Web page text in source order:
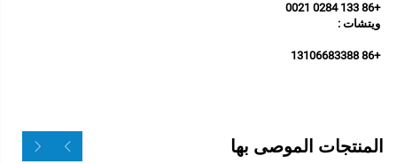
+86 133 0284 0021
ويتشات :
+86 13106683388
المنتجات الموصى بها